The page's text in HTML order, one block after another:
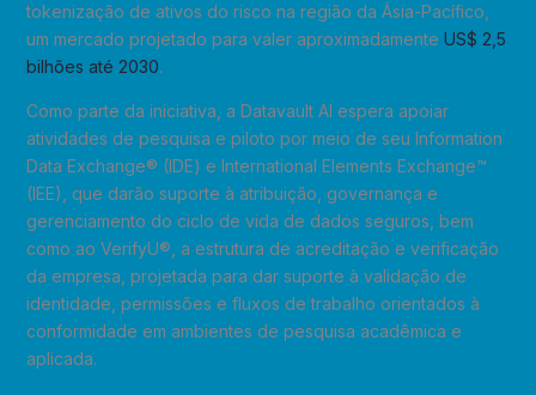
tokenização de ativos do risco na região da Ásia-Pacífico,
um mercado projetado para valer aproximadamente US$ 2,5
bilhões até 2030.
Como parte da iniciativa, a Datavault AI espera apoiar
atividades de pesquisa e piloto por meio de seu Information
Data Exchange® (IDE) e International Elements Exchange™
(IEE), que darão suporte à atribuição, governança e
gerenciamento do ciclo de vida de dados seguros, bem
como ao VerifyU®, a estrutura de acreditação e verificação
da empresa, projetada para dar suporte à validação de
identidade, permissões e fluxos de trabalho orientados à
conformidade em ambientes de pesquisa acadêmica e
aplicada.